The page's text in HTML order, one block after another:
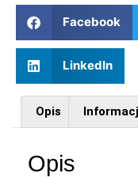
Facebook
LinkedIn
Opis
Opis